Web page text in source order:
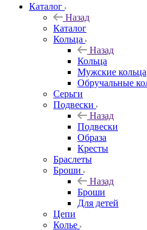
Каталог
Назад
Каталог
Кольца
Назад
Кольца
Мужские кольца
Обручальные
Серьги
Подвески
Назад
Подвески
Образа
Кресты
Браслеты
Броши
Назад
Броши
Для детей
Цепи
Колье